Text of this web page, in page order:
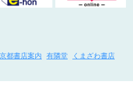
都書店案内 有隣堂
くまざわ書店